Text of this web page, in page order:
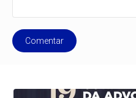
Comentar